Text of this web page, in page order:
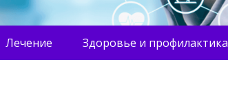
Лечение Здоровье и профилактика